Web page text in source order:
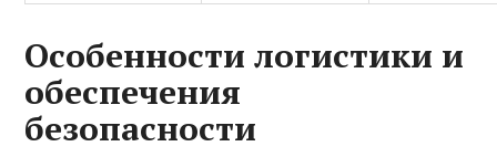
Особенности логистики и
обеспечения
безопасности